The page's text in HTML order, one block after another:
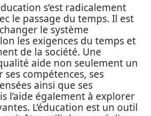
s’est radicalement
le passage du temps. Il est
le système
les exigences du temps et
de la société. Une
aide non seulement un
compétences, ses
ainsi que ses
l’aide également à explorer
L’éducation est un outil